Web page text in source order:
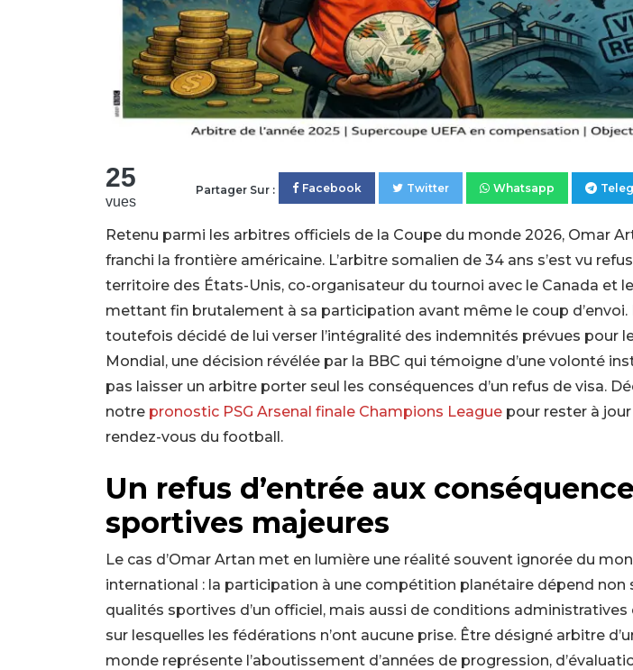
25
vues
Partager Sur : Facebook Twitter Whatsapp
Retenu parmi les arbitres officiels de la Coupe du monde 2026, Omar
franchi la frontière américaine. L’arbitre somalien de 34 ans s’est vu
territoire des États-Unis, co-organisateur du tournoi avec le Canada et
mettant fin brutalement à sa participation avant même le coup d’envoi.
toutefois décidé de lui verser l’intégralité des indemnités prévues pour
Mondial, une décision révélée par la BBC qui témoigne d’une volonté
pas laisser un arbitre porter seul les conséquences d’un refus de visa.
notre pronostic PSG Arsenal finale Champions League pour rester à
rendez-vous du football.
Un refus d’entrée aux
sportives majeures
Le cas d’Omar Artan met en lumière une réalité souvent ignorée du
international : la participation à une compétition planétaire dépend non
qualités sportives d’un officiel, mais aussi de conditions
sur lesquelles les fédérations n’ont aucune prise. Être désigné arbitre
monde représente l’aboutissement d’années de progression,